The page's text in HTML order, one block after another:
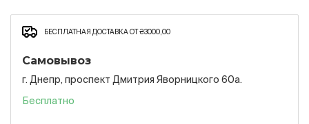
БЕСПЛАТНАЯ ДОСТАВКА ОТ ₴3000,00
Самовывоз
г. Днепр, проспект Дмитрия Яворницкого 60а.
Бесплатно